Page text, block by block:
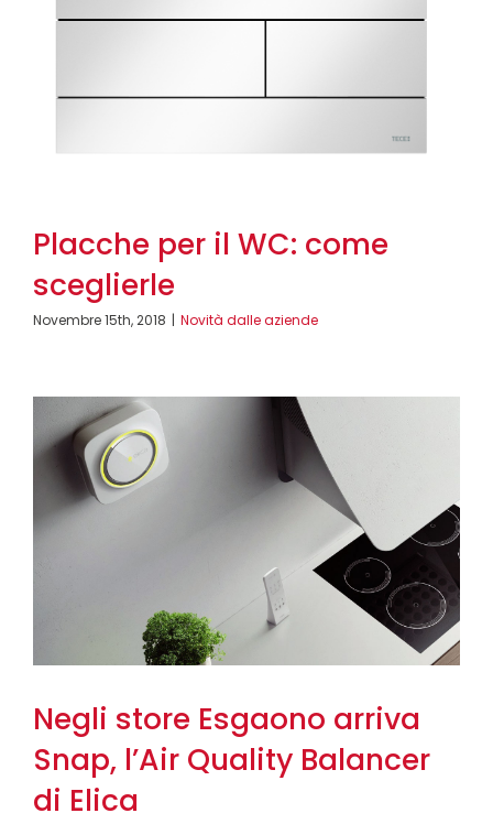
Placche per il WC: come
sceglierle
Novembre 15th, 2018 | Novità dalle aziende
Negli store Esgaono arriva
Snap, l’Air Quality Balancer
di Elica